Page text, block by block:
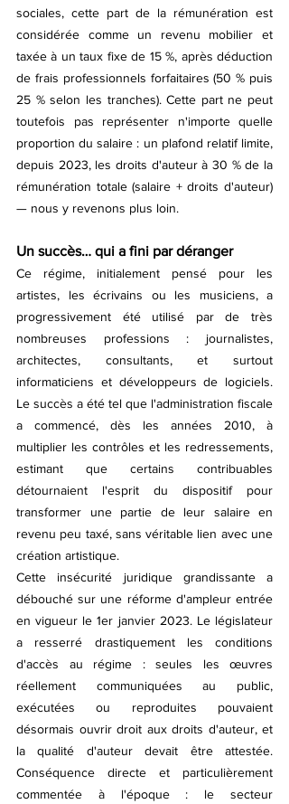
sociales, cette part de la rémunération est
considérée comme un revenu mobilier et
taxée à un taux fixe de 15 %, après déduction
de frais professionnels forfaitaires (50 % puis
25 % selon les tranches). Cette part ne peut
toutefois pas représenter n'importe quelle
proportion du salaire : un plafond relatif limite,
depuis 2023, les droits d'auteur à 30 % de la
rémunération totale (salaire + droits d'auteur)
— nous y revenons plus loin.
Un succès… qui a fini par déranger
Ce régime, initialement pensé pour les
artistes, les écrivains ou les musiciens, a
progressivement été utilisé par de très
nombreuses professions : journalistes,
architectes, consultants, et surtout
informaticiens et développeurs de logiciels.
Le succès a été tel que l'administration fiscale
a commencé, dès les années 2010, à
multiplier les contrôles et les redressements,
estimant que certains contribuables
détournaient l'esprit du dispositif pour
transformer une partie de leur salaire en
revenu peu taxé, sans véritable lien avec une
création artistique.
Cette insécurité juridique grandissante a
débouché sur une réforme d'ampleur entrée
en vigueur le 1er janvier 2023. Le législateur
a resserré drastiquement les conditions
d'accès au régime : seules les œuvres
réellement communiquées au public,
exécutées ou reproduites pouvaient
désormais ouvrir droit aux droits d'auteur, et
la qualité d'auteur devait être attestée.
Conséquence directe et particulièrement
commentée à l'époque : le secteur